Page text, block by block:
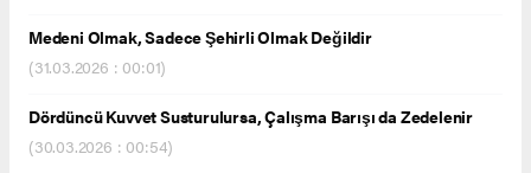
Medeni Olmak, Sadece Şehirli Olmak Değildir
(31.03.2026 : 00:01)
Dördüncü Kuvvet Susturulursa, Çalışma Barışı da Zedelenir
(30.03.2026 : 00:54)